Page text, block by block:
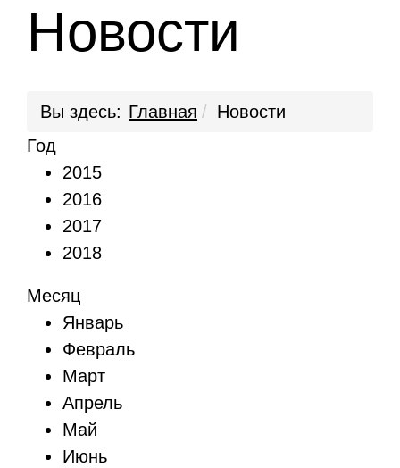
Новости
Вы здесь: Главная
Новости
Год
2015
2016
2017
2018
Месяц
Январь
Февраль
Март
Апрель
Май
Июнь